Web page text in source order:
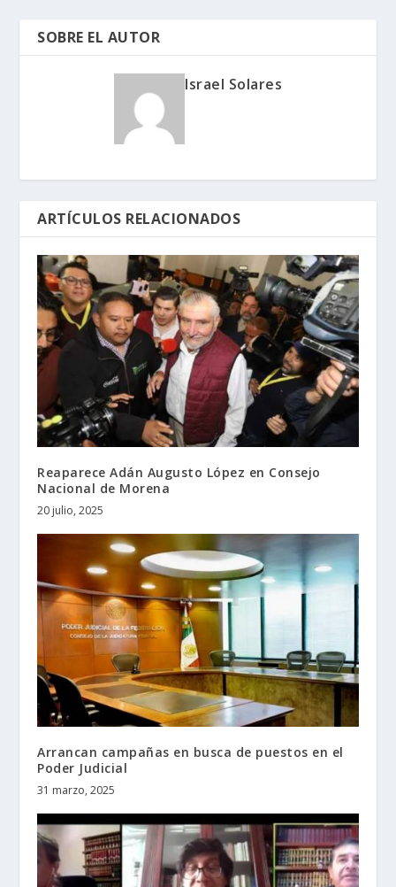
SOBRE EL AUTOR
Israel Solares
ARTÍCULOS RELACIONADOS
Reaparece Adán Augusto López en Consejo
Nacional de Morena
20 julio, 2025
Arrancan campañas en busca de puestos en el
Poder Judicial
31 marzo, 2025